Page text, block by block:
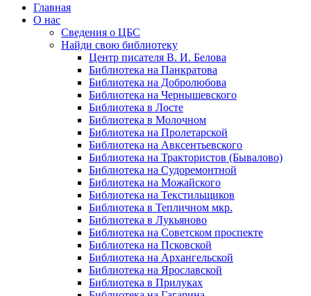
Главная
О нас
Сведения о ЦБС
Найди свою библиотеку
Центр писателя В. И. Белова
Библиотека на Панкратова
Библиотека на Добролюбова
Библиотека на Чернышевского
Библиотека в Лосте
Библиотека в Молочном
Библиотека на Пролетарской
Библиотека на Авксентьевского
Библиотека на Трактористов (Бывалово)
Библиотека на Судоремонтной
Библиотека на Можайского
Библиотека на Текстильщиков
Библиотека в Тепличном мкр.
Библиотека в Лукьяново
Библиотека на Советском проспекте
Библиотека на Псковской
Библиотека на Архангельской
Библиотека на Ярославской
Библиотека в Прилуках